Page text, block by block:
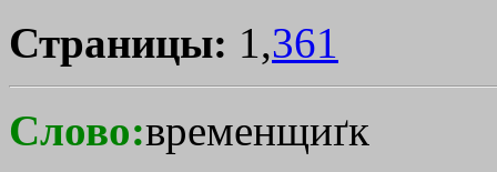
Страницы: 1,361
Слово:временщиґк